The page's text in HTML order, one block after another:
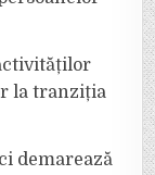
la tranziția
demarează